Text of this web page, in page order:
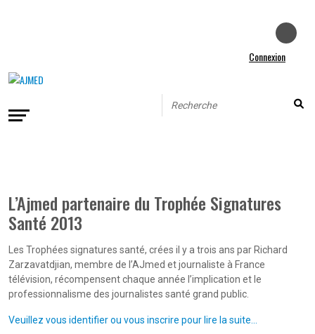
Connexion
L’Ajmed partenaire du Trophée Signatures
Santé 2013
Les Trophées signatures santé, crées il y a trois ans par Richard
Zarzavatdjian, membre de l’AJmed et journaliste à France
télévision, récompensent chaque année l’implication et le
professionnalisme des journalistes santé grand public.
Veuillez vous identifier ou vous inscrire pour lire la suite...